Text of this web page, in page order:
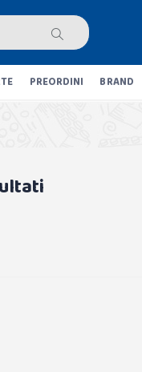
PREORDINI BRAND